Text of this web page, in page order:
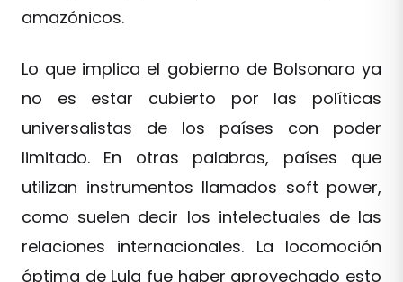
amazónicos.
Lo que implica el gobierno de Bolsonaro ya
no es estar cubierto por las políticas
universalistas de los países con poder
limitado. En otras palabras, países que
utilizan instrumentos llamados soft power,
como suelen decir los intelectuales de las
relaciones internacionales. La locomoción
óptima de Lula fue haber aprovechado esto